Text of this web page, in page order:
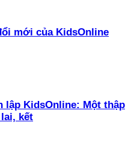
mới của KidsOnline
lập KidsOnline: Một thập
kết